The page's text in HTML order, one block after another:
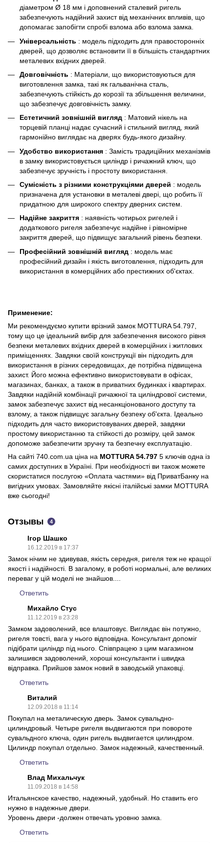
діаметром Ø 18 мм і доповнений сталевий ригель
забезпечують надійний захист від механічних впливів, що
допомагає запобігти спробі взлома або взлома замка.
Універсальність : модель підходить для правосторонніх
дверей, що дозволяє встановити її в більшість стандартних
металевих вхідних дверей.
Довговічність : Матеріали, що використовуються для
виготовлення замка, такі як гальванічна сталь,
забезпечують стійкість до корозії та збільшення величини,
що забезпечує довговічність замку.
Естетичний зовнішній вигляд : Матовий нікель на
торцевій планці надає сучасний і стильний вигляд, який
гармонійно виглядає на дверях будь-якого дизайну.
Удобство використання : Замість традиційних механізмів
в замку використовується циліндр і ричажний ключ, що
забезпечує зручність і простоту використання.
Сумісність з різними конструкціями дверей : модель
призначена для установки в металеві двері, що робить її
придатною для широкого спектру дверних систем.
Надійне закриття : наявність чотирьох ригелей і
додаткового ригеля забезпечує надійне і рівномірне
закриття дверей, що підвищує загальний рівень безпеки.
Професійний зовнішній вигляд : модель має
професійний дизайн і якість виготовлення, підходить для
використання в комерційних або престижних об'єктах.
Применение:
Ми рекомендуємо купити врізний замок MOTTURA 54.797,
тому що це ідеальний вибір для забезпечення високого рівня
безпеки металевих вхідних дверей в комерційних і житлових
приміщеннях. Завдяки своїй конструкції він підходить для
використання в різних середовищах, де потрібна підвищена
захист. Його можна ефективно використовувати в офісах,
магазинах, банках, а також в приватних будинках і квартирах.
Завдяки надійній комбінації ричажної та циліндрової системи,
замок забезпечує захист від несанкціонованого доступу та
взлому, а також підвищує загальну безпеку об'єкта. Ідеально
підходить для часто використовуваних дверей, завдяки
простому використанню та стійкості до розміру, цей замок
допоможе забезпечити зручну та безпечну експлуатацію.
На сайті 740.com.ua ціна на MOTTURA 54.797 5 ключів одна із
самих доступних в Україні. При необхідності ви також можете
скористатися послугою «Оплата частями» від ПриватБанку на
вигідних умовах. Замовляйте якісні італійські замки MOTTURA
вже сьогодні!
Отзывы 4
Ігор Шашко
16.12.2019 в 17:37
Замок нічим не здивував, якість середня, ригеля теж не кращої
якості і надійності. В загалому, в роботі нормальні, але великих
переваг у цій моделі не знайшов....
Ответить
Михайло Стус
11.12.2019 в 23:28
Замком задоволений, все влаштовує. Виглядає він потужно,
ригеля товсті, вага у нього відповідна. Консультант допоміг
підібрати циліндр під нього. Співпрацею з цим магазином
залишився задоволений, хороші консультанти і швидка
відправка. Прийшов замок новий в заводській упаковці.
Ответить
Виталий
12.09.2018 в 11:14
Покупал на металическую дверь. Замок сувальдно-
цилиндровый. Четыре ригеля выдвигаются при повороте
сувальдного ключа, один ригель выдвигается цилиндром.
Цилиндр покупал отдельно. Замок надежный, качественный.
Ответить
Влад Михальчук
11.09.2018 в 14:58
Итальянское качество, надежный, удобный. Но ставить его
нужно в надежные двери.
Уровень двери -должен отвечать уровню замка.
Ответить